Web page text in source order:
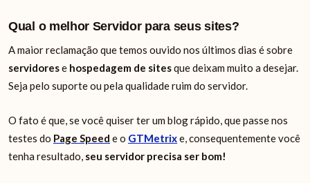
Qual o melhor Servidor para seus sites?
A maior reclamação que temos ouvido nos últimos dias é sobre
servidorese hospedagem de sitesque deixam muito a desejar.
Seja pelo suporte ou pela qualidade ruim do servidor.
O fato é que, se você quiser ter um blog rápido, que passe nos
testes do Page Speed e o GTMetrixe, consequentemente você
tenha resultado, seu servidor precisa ser bom!